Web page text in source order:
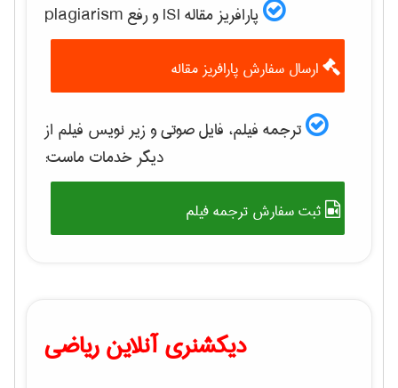
پارافریز مقاله ISI و رفع plagiarism
ارسال سفارش پارافریز مقاله
ترجمه فیلم، فایل صوتی و زیر نویس فیلم از
دیگر خدمات ماست:
ثبت سفارش ترجمه فیلم
دیکشنری آنلاین ریاضی